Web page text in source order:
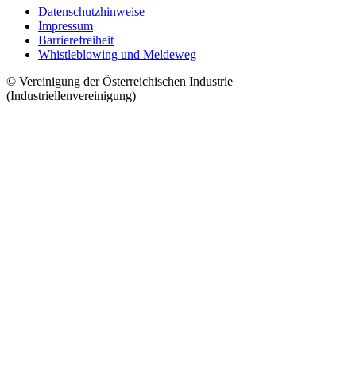
Datenschutzhinweise
Impressum
Barrierefreiheit
Whistleblowing und Meldeweg
© Vereinigung der Österreichischen Industrie
(Industriellenvereinigung)